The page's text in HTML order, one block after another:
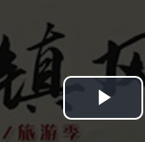
Play